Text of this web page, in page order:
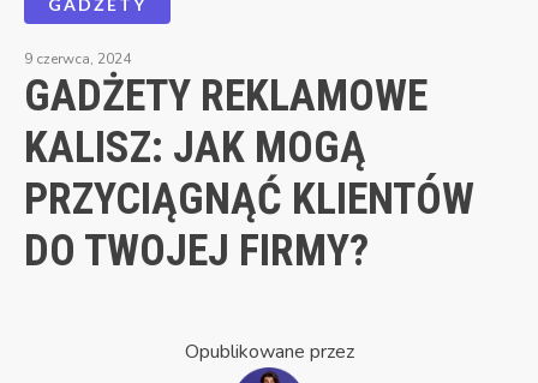
9 czerwca, 2024
GADŻETY REKLAMOWE
KALISZ: JAK MOGĄ
PRZYCIĄGNĄĆ KLIENTÓW
DO TWOJEJ FIRMY?
Opublikowane przez